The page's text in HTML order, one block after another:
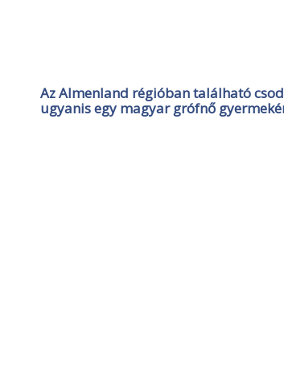
Az Almenland régióban található
ugyanis egy magyar grófnő